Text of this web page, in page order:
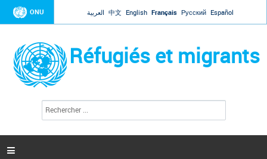
Jump to navigation
ONU العربية 中文 English Français Русский Español
Réfugiés et migrants
c
